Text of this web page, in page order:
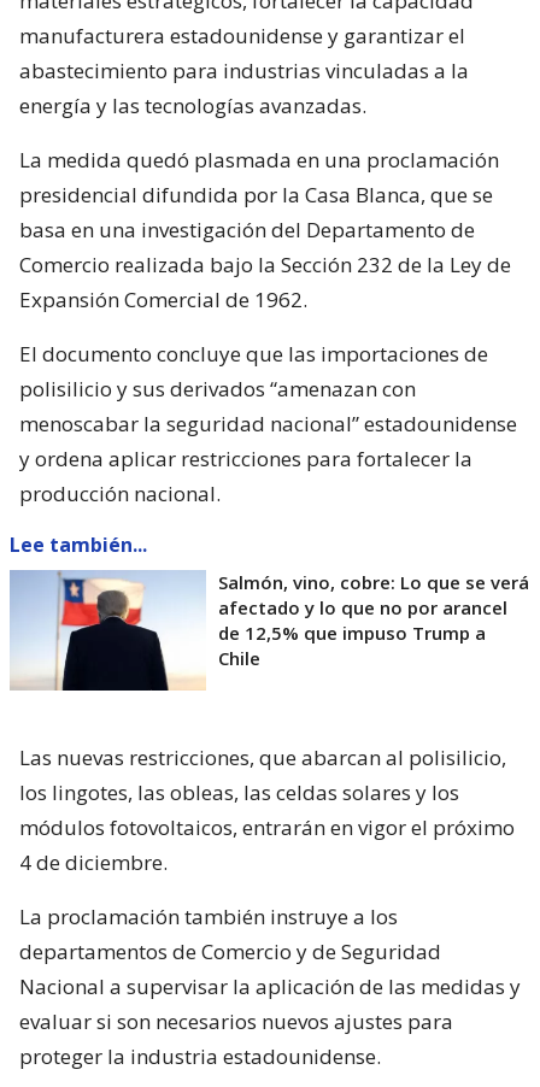
manufacturera estadounidense y garantizar el
abastecimiento para industrias vinculadas a la
energía y las tecnologías avanzadas.
La medida quedó plasmada en una proclamación
presidencial difundida por la Casa Blanca, que se
basa en una investigación del Departamento de
Comercio realizada bajo la Sección 232 de la Ley de
Expansión Comercial de 1962.
El documento concluye que las importaciones de
polisilicio y sus derivados “amenazan con
menoscabar la seguridad nacional” estadounidense
y ordena aplicar restricciones para fortalecer la
producción nacional.
Lee también...
Salmón, vino, cobre: Lo que se verá
afectado y lo que no por arancel
de 12,5% que impuso Trump a
Chile
Las nuevas restricciones, que abarcan al polisilicio,
los lingotes, las obleas, las celdas solares y los
módulos fotovoltaicos, entrarán en vigor el próximo
4 de diciembre.
La proclamación también instruye a los
departamentos de Comercio y de Seguridad
Nacional a supervisar la aplicación de las medidas y
evaluar si son necesarios nuevos ajustes para
proteger la industria estadounidense.